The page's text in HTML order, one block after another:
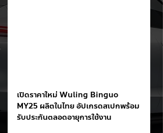
เปิดราคาใหม่ Wuling Binguo
MY25 ผลิตในไทย อัปเกรดสเปกพร้อม
รับประกันตลอดอายุการใช้งาน